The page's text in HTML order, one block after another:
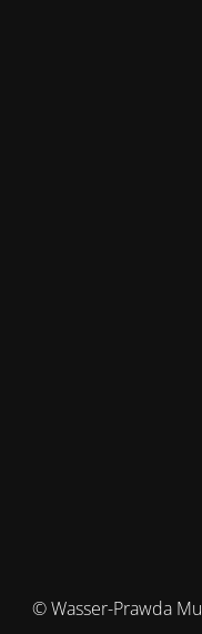
© Wasser-Prawda